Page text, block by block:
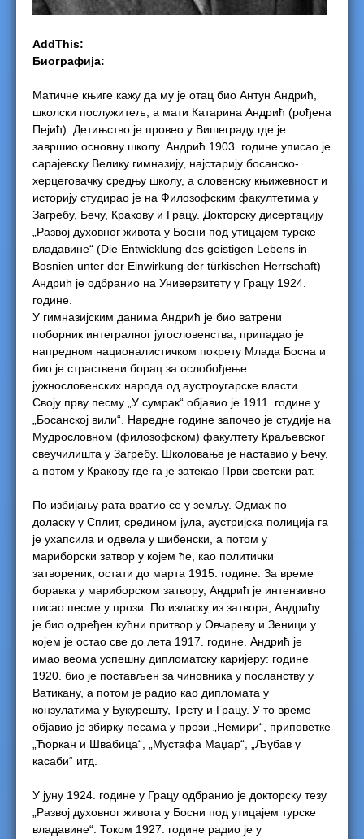
AddThis:
Биографија:
Матичне књиге кажу да му је отац био Антун Андрић,
школски послужитељ, а мати Катарина Андрић (рођена
Пејић). Детињство је провео у Вишеграду где је
завршио основну школу. Андрић 1903. године уписао је
сарајевску Велику гимназију, најстарију босанско-
херцеговачку средњу школу, а словенску књижевност и
историју студирао је на Филозофским факултетима у
Загребу, Бечу, Кракову и Грацу. Докторску дисертацију
„Развој духовног живота у Босни под утицајем турске
владавине“ (Die Entwicklung des geistigen Lebens in
Bosnien unter der Einwirkung der türkischen Herrschaft)
Андрић је одбранио на Универзитету у Грацу 1924.
године.
У гимназијским данима Андрић је био ватрени
поборник интегралног југословенства, припадао је
напредном националистичком покрету Млада Босна и
био је страствени борац за ослобођење
јужнословенских народа од аустроугарске власти.
Своју прву песму „У сумрак“ објавио је 1911. године у
„Босанској вили“. Наредне године започео је студије на
Мудрословном (филозофском) факултету Краљевског
свеучилишта у Загребу. Школовање је наставио у Бечу,
а потом у Кракову где га је затекао Први светски рат.
По избијању рата вратио се у земљу. Одмах по
доласку у Сплит, средином јула, аустријска полиција га
је ухапсила и одвела у шибенски, а потом у
мариборски затвор у којем ће, као политички
затвореник, остати до марта 1915. године. За време
боравка у мариборском затвору, Андрић је интензивно
писао песме у прози. По изласку из затвора, Андрићу
је био одређен кућни притвор у Овчареву и Зеници у
којем је остао све до лета 1917. године. Андрић је
имао веома успешну дипломатску каријеру: године
1920. био је постављен за чиновника у посланству у
Ватикану, а потом је радио као дипломата у
конзулатима у Букурешту, Трсту и Грацу. У то време
објавио је збирку песама у прози „Немири“, приповетке
„Ћоркан и Швабица“, „Мустафа Маџар“, „Љубав у
касаби“ итд.
У јуну 1924. године у Грацу одбранио је докторску тезу
„Развој духовног живота у Босни под утицајем турске
владавине“. Током 1927. године радио је у